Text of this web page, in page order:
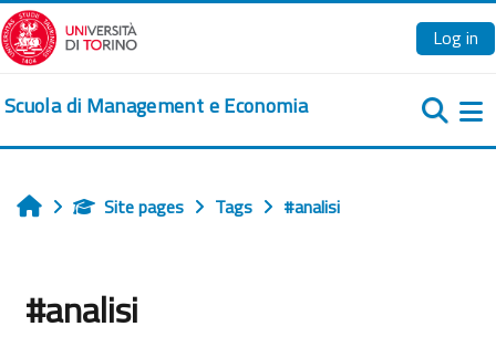
Skip to main content
Log in
Scuola di Management e Economia
HomeSite pages Tags #analisi
#analisi